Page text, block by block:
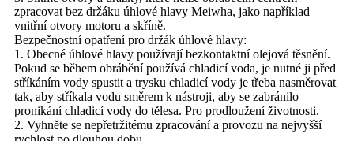
zpracovat bez držáku úhlové hlavy Meiwha, jako například
vnitřní otvory motoru a skříně.
Bezpečnostní opatření pro držák úhlové hlavy:
1. Obecné úhlové hlavy používají bezkontaktní olejová těsnění.
Pokud se během obrábění používá chladicí voda, je nutné ji před
stříkáním vody spustit a trysku chladicí vody je třeba nasměrovat
tak, aby stříkala vodu směrem k nástroji, aby se zabránilo
pronikání chladicí vody do tělesa. Pro prodloužení životnosti.
2. Vyhněte se nepřetržitému zpracování a provozu na nejvyšší